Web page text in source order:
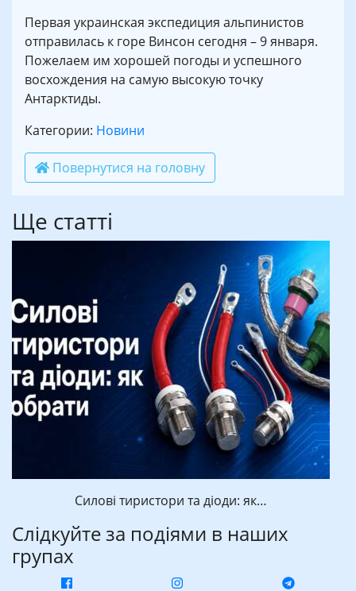
Первая украинская экспедиция альпинистов
отправилась к горе Винсон сегодня – 9 января.
Пожелаем им хорошей погоды и успешного
восхождения на самую высокую точку
Антарктиды.
Категории: Новини
Повернутися на головну
Ще статті
Силові тиристори та діоди: як…
Слідкуйте за подіями в наших
групах